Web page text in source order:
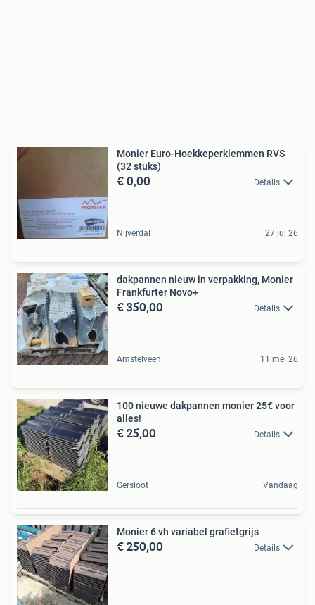
Monier Euro-Hoekkeperklemmen RVS
(32 stuks)
€ 0,00 Details
Nijverdal 27 jul 26
dakpannen nieuw in verpakking, Monier
Frankfurter Novo+
€ 350,00 Details
Amstelveen 11 mei 26
100 nieuwe dakpannen monier 25€ voor
alles!
€ 25,00 Details
Gersloot Vandaag
Monier 6 vh variabel grafietgrijs
€ 250,00 Details